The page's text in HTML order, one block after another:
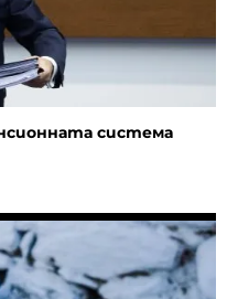
система